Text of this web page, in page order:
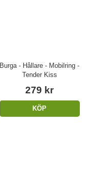
Burga - Hållare - Mobilring -
Tender Kiss
279 kr
KÖP